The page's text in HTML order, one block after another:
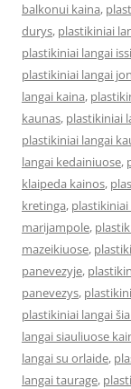
balkonui kaina,
durys, plastikiniai
plastikiniai langai
plastikiniai langai
langai kaina,
kaunas, plastikiniai
plastikiniai langai
langai kedainiuose,
klaipeda kainos,
kretinga,
marijampole,
mazeikiuose,
panevezyje,
panevezys,
plastikiniai langai
langai siauliuose
langai su orlaide,
langai taurage,